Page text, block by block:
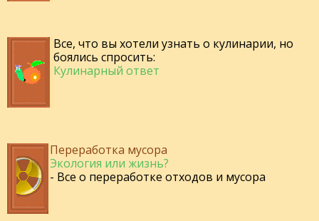
Все, что вы хотели узнать о кулинарии, но
боялись спросить:
Кулинарный ответ
Переработка мусора
Экология или жизнь?
- Все о переработке отходов и мусора